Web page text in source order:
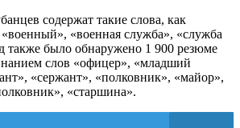
содержат такие слова, как
«военная служба», «служба
также было обнаружено 1 900 резюме
слов «офицер», «младший
«сержант», «полковник», «майор»,
«старшина».